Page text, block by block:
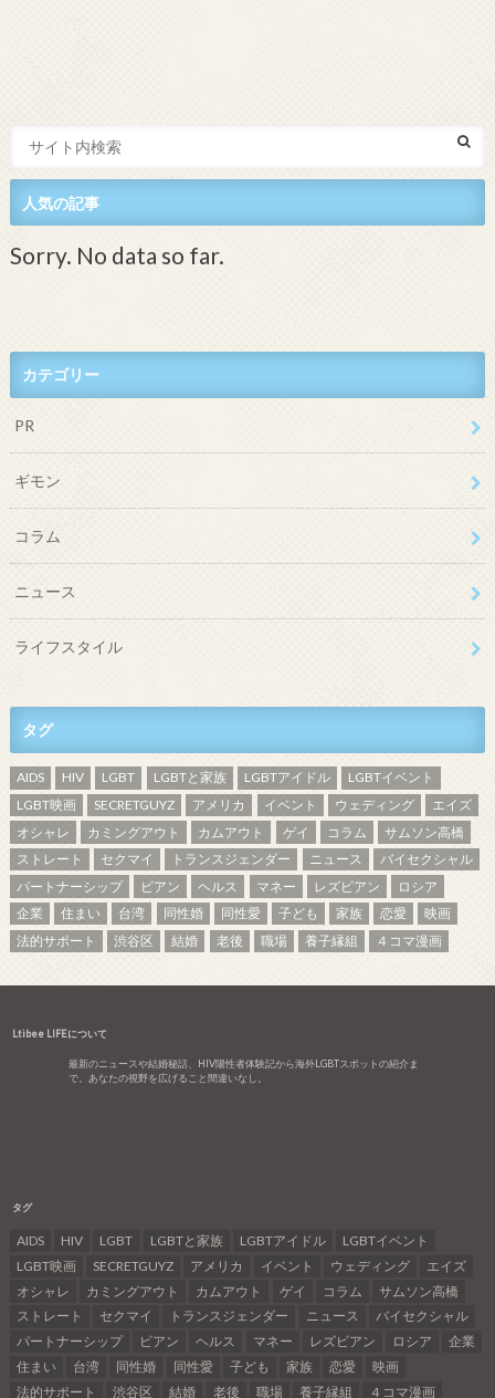
人気の記事
Sorry. No data so far.
カテゴリー
PR
ギモン
コラム
ニュース
ライフスタイル
タグ
AIDS HIV LGBT LGBTと家族 LGBTアイドル
LGBTイベント
LGBT映画
SECRETGUYZ アメリカ イベント ウェディング
エイズ
オシャレ
カミングアウト カムアウト ゲイ コラム
サムソン高橋
ストレート
セクマイ トランスジェンダー ニュース
バイセクシャル
パートナーシップ
ビアン ヘルス マネー レズビアン
ロシア
企業
住まい 台湾 同性婚 同性愛 子ども 家族 恋愛
映画
法的サポート
渋谷区 結婚 老後 職場 養子縁組 ４コマ漫画
Ltibee LIFEについて
最新のニュースや結婚秘話、HIV陽性者体験記から海外LGBTスポットの紹介ま
で。あなたの視野を広げること間違いなし。
タグ
AIDS HIV LGBT LGBTと家族 LGBTアイドル
LGBTイベント
LGBT映画
SECRETGUYZ アメリカ イベント ウェディング
エイズ
オシャレ
カミングアウト カムアウト ゲイ コラム
サムソン高橋
ストレート
セクマイ トランスジェンダー ニュース
バイセクシャル
パートナーシップ
ビアン ヘルス マネー レズビアン ロシア
企業
住まい
台湾 同性婚 同性愛 子ども 家族 恋愛
映画
法的サポート
渋谷区 結婚 老後 職場 養子縁組 ４コマ漫画